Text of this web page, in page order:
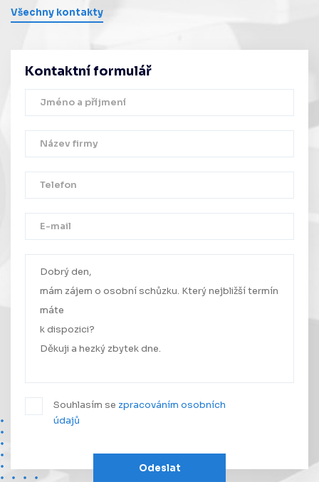
Všechny kontakty
Kontaktní formulář
Souhlasím se zpracováním osobních
údajů
Odeslat
Vaše zpráva byla úspěšně odeslána.